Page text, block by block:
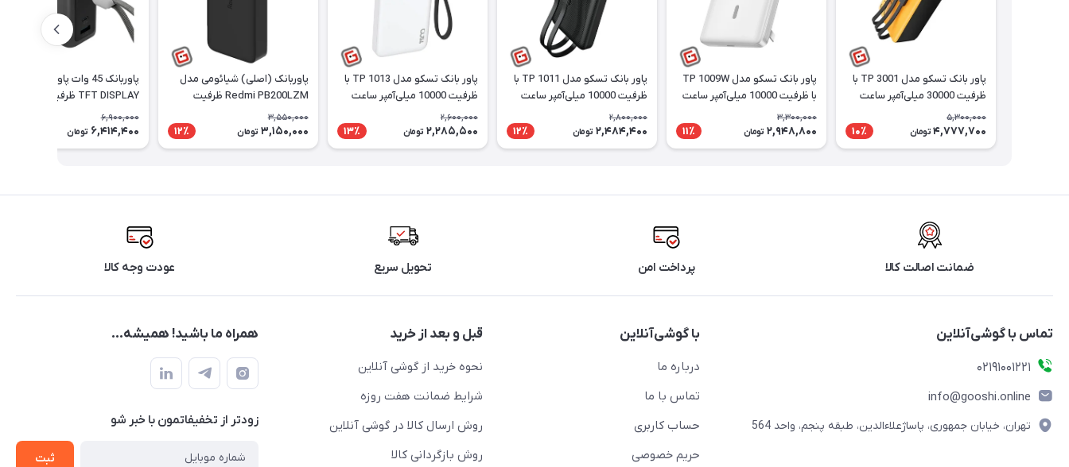
پاور بانک تسکو مدل TP 3001 با
ظرفیت 30000 میلی‌آمپر ساعت
5,300,000
4,777,700 تومان 10٪
پاور بانک تسکو مدل TP 1009W
با ظرفیت 10000 میلی‌آمپر ساعت
3,300,000
2,948,800 تومان 11٪
پاور بانک تسکو مدل TP 1011 با
ظرفیت 10000 میلی‌آمپر ساعت
2,800,000
2,484,400 تومان 12٪
پاور بانک تسکو مدل TP 1013 با
ظرفیت 10000 میلی‌آمپر ساعت
2,600,000
2,285,500 تومان 13٪
پاوربانک (اصلی) شیائومی مدل
Redmi PB200LZM ظرفیت
20000 میلی‌آمپر ساعت
3,550,000
3,150,000 تومان 12٪
پاوربانک 45 وات پاورولوژی مدل
میلی آمپر ساعت
6,900,000
6,414,400 تومان
ضمانت اصالت کالا پرداخت امن تحویل سریع عودت وجه کالا
تماس با گوشی‌آنلاین
۰۲۱91001221
info@gooshi.online
تهران، خیابان جمهوری، پاساژعلاءالدین، طبقه پنجم، واحد 564
با گوشی‌آنلاین
درباره ما
تماس با ما
حساب کاربری
حریم خصوصی
قبل و بعد از خرید
نحوه خرید از گوشی آنلاین
شرایط ضمانت هفت روزه
روش ارسال کالا در گوشی آنلاین
روش بازگردانی کالا
همراه ما باشید! همیشه...
زودتر از تخفیفاتمون با خبر شو
ثبت